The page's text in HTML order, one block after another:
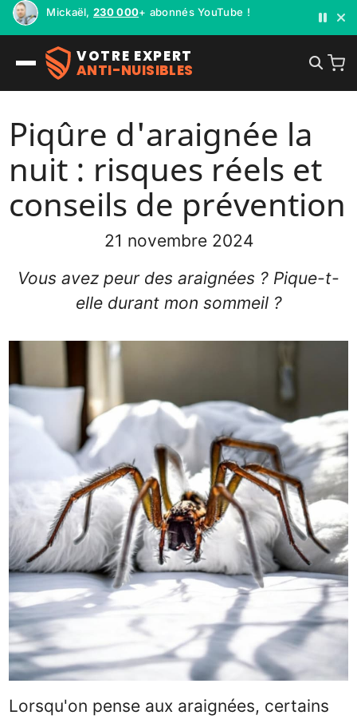
Mickaël, 230 000+ abonnés YouTube !
VOTRE EXPERT
ANTI-NUISIBLES
Piqûre d'araignée la
nuit : risques réels et
conseils de prévention
21 novembre 2024
Vous avez peur des araignées ? Pique-t-
elle durant mon sommeil ?
Lorsqu'on pense aux araignées, certains